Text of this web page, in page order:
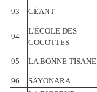
93 GÉANT
94
L'ÉCOLE DES
COCOTTES
95 LA BONNE TISANE
96 SAYONARA